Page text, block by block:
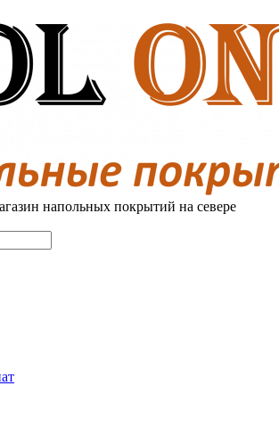
напольных покрытий на севере